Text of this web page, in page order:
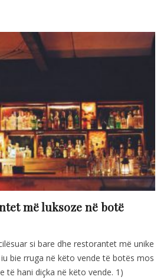
më luksoze në botë
si bare dhe restorantet më unike
bie rruga në këto vende të botës mos
të hani diçka në këto vende. 1)